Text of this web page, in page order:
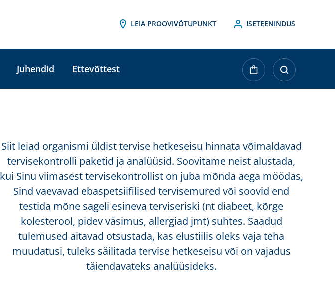
LEIA PROOVIVÕTUPUNKT ISETEENINDUS
Juhendid Ettevõttest
Siit leiad organismi üldist tervise hetkeseisu hinnata võimaldavad
tervisekontrolli paketid ja analüüsid. Soovitame neist alustada,
kui Sinu viimasest tervisekontrollist on juba mõnda aega möödas,
Sind vaevavad ebaspetsiifilised tervisemured või soovid end
testida mõne sageli esineva terviseriski (nt diabeet, kõrge
kolesterool, pidev väsimus, allergiad jmt) suhtes. Saadud
tulemused aitavad otsustada, kas elustiilis oleks vaja teha
muudatusi, tuleks säilitada tervise hetkeseisu või on vajadus
täiendavateks analüüsideks.